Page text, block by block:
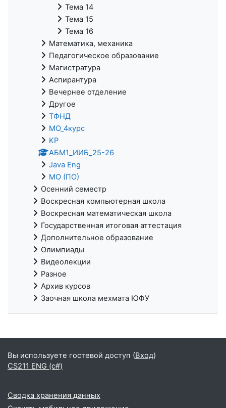
Тема 14
Тема 15
Тема 16
Математика, механика
Педагогическое образование
Магистратура
Аспирантура
Вечернее отделение
Другое
ТФНД
МО_4курс
KP
АБМ1_ИИБ_25-26
Java Eng
МО (ПО)
Осенний семестр
Воскресная компьютерная школа
Воскресная математическая школа
Государственная итоговая аттестация
Дополнительное образование
Олимпиады
Видеолекции
Разное
Архив курсов
Заочная школа мехмата ЮФУ
Вы используете гостевой доступ (Вход)
CS211 ENG (c#)
Сводка хранения данных